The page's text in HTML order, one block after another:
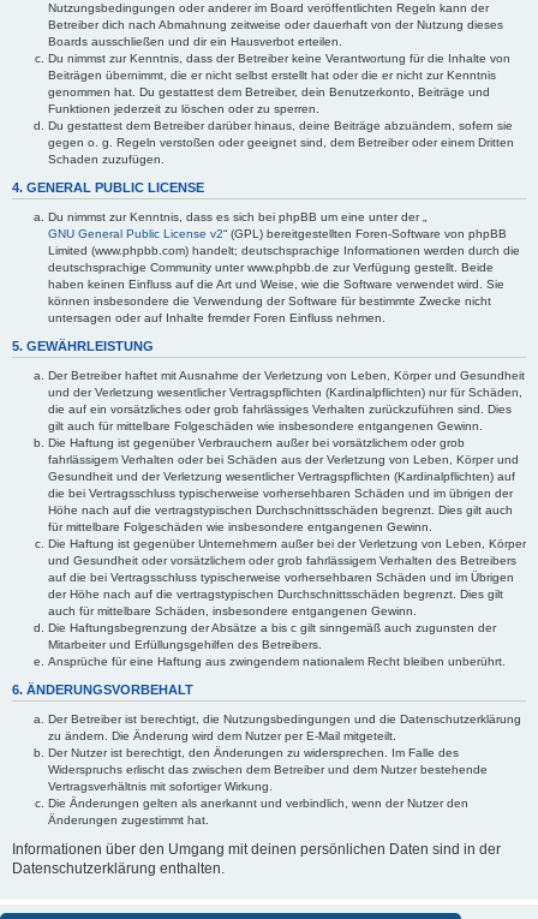
Nutzungsbedingungen oder anderer im Board veröffentlichten Regeln kann der
Betreiber dich nach Abmahnung zeitweise oder dauerhaft von der Nutzung dieses
Boards ausschließen und dir ein Hausverbot erteilen.
Du nimmst zur Kenntnis, dass der Betreiber keine Verantwortung für die Inhalte von
Beiträgen übernimmt, die er nicht selbst erstellt hat oder die er nicht zur Kenntnis
genommen hat. Du gestattest dem Betreiber, dein Benutzerkonto, Beiträge und
Funktionen jederzeit zu löschen oder zu sperren.
Du gestattest dem Betreiber darüber hinaus, deine Beiträge abzuändern, sofern sie
gegen o. g. Regeln verstoßen oder geeignet sind, dem Betreiber oder einem Dritten
Schaden zuzufügen.
4. GENERAL PUBLIC LICENSE
Du nimmst zur Kenntnis, dass es sich bei phpBB um eine unter der „
GNU General Public License v2“ (GPL) bereitgestellten Foren-Software von phpBB
Limited (www.phpbb.com) handelt; deutschsprachige Informationen werden durch die
deutschsprachige Community unter www.phpbb.de zur Verfügung gestellt. Beide
haben keinen Einfluss auf die Art und Weise, wie die Software verwendet wird. Sie
können insbesondere die Verwendung der Software für bestimmte Zwecke nicht
untersagen oder auf Inhalte fremder Foren Einfluss nehmen.
5. GEWÄHRLEISTUNG
Der Betreiber haftet mit Ausnahme der Verletzung von Leben, Körper und Gesundheit
und der Verletzung wesentlicher Vertragspflichten (Kardinalpflichten) nur für Schäden,
die auf ein vorsätzliches oder grob fahrlässiges Verhalten zurückzuführen sind. Dies
gilt auch für mittelbare Folgeschäden wie insbesondere entgangenen Gewinn.
Die Haftung ist gegenüber Verbrauchern außer bei vorsätzlichem oder grob
fahrlässigem Verhalten oder bei Schäden aus der Verletzung von Leben, Körper und
Gesundheit und der Verletzung wesentlicher Vertragspflichten (Kardinalpflichten) auf
die bei Vertragsschluss typischerweise vorhersehbaren Schäden und im übrigen der
Höhe nach auf die vertragstypischen Durchschnittsschäden begrenzt. Dies gilt auch
für mittelbare Folgeschäden wie insbesondere entgangenen Gewinn.
Die Haftung ist gegenüber Unternehmern außer bei der Verletzung von Leben, Körper
und Gesundheit oder vorsätzlichem oder grob fahrlässigem Verhalten des Betreibers
auf die bei Vertragsschluss typischerweise vorhersehbaren Schäden und im Übrigen
der Höhe nach auf die vertragstypischen Durchschnittsschäden begrenzt. Dies gilt
auch für mittelbare Schäden, insbesondere entgangenen Gewinn.
Die Haftungsbegrenzung der Absätze a bis c gilt sinngemäß auch zugunsten der
Mitarbeiter und Erfüllungsgehilfen des Betreibers.
Ansprüche für eine Haftung aus zwingendem nationalem Recht bleiben unberührt.
6. ÄNDERUNGSVORBEHALT
Der Betreiber ist berechtigt, die Nutzungsbedingungen und die Datenschutzerklärung
zu ändern. Die Änderung wird dem Nutzer per E-Mail mitgeteilt.
Der Nutzer ist berechtigt, den Änderungen zu widersprechen. Im Falle des
Widerspruchs erlischt das zwischen dem Betreiber und dem Nutzer bestehende
Vertragsverhältnis mit sofortiger Wirkung.
Die Änderungen gelten als anerkannt und verbindlich, wenn der Nutzer den
Änderungen zugestimmt hat.
Informationen über den Umgang mit deinen persönlichen Daten sind in der
Datenschutzerklärung enthalten.